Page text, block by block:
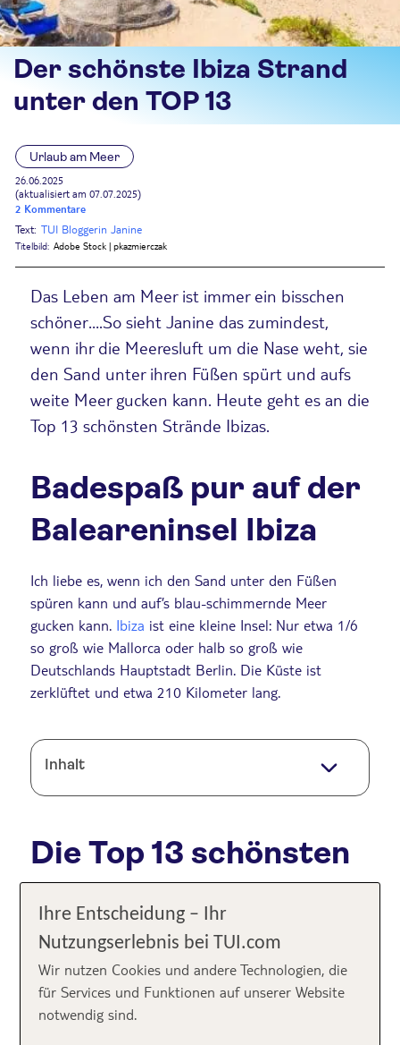
Der schönste Ibiza Strand
unter den TOP 13
Urlaub am Meer
26.06.2025
(aktualisiert am 07.07.2025)
2 Kommentare
Text: TUI Bloggerin Janine
Titelbild: Adobe Stock | pkazmierczak
Das Leben am Meer ist immer ein bisschen
schöner….So sieht Janine das zumindest,
wenn ihr die Meeresluft um die Nase weht, sie
den Sand unter ihren Füßen spürt und aufs
weite Meer gucken kann. Heute geht es an die
Top 13 schönsten Strände Ibizas.
Badespaß pur auf der
Baleareninsel Ibiza
Ich liebe es, wenn ich den Sand unter den Füßen
spüren kann und auf’s blau-schimmernde Meer
gucken kann. Ibiza ist eine kleine Insel: Nur etwa 1/6
so groß wie Mallorca oder halb so groß wie
Deutschlands Hauptstadt Berlin. Die Küste ist
zerklüftet und etwa 210 Kilometer lang.
Inhalt
Die Top 13 schönsten
Ibiza Strände
Es gibt 60 Strände auf Ibiza und heute stell ich dir
meine ganz persönliche TOP 13 vor.
TOP 1: Playa d´en Bossa
Ihre Entscheidung – Ihr
Nutzungserlebnis bei TUI.com
Wir nutzen Cookies und andere Technologien, die
für Services und Funktionen auf unserer Website
notwendig sind.